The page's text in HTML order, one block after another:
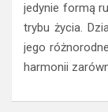
jedynie formą
trybu życia.
jego
harmonii